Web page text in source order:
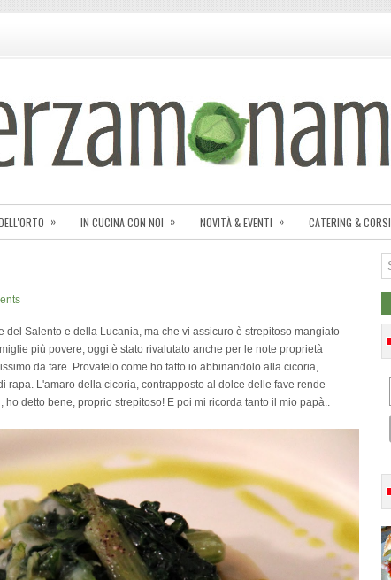
» IN CUCINA CON NOI » NOVITÀ & EVENTI » CATERING & CORSI
del Salento e della Lucania, ma che vi assicuro è strepitoso mangiato
più povere, oggi è stato rivalutato anche per le note proprietà
da fare. Provatelo come ho fatto io abbinandolo alla cicoria,
rapa. L'amaro della cicoria, contrapposto al dolce delle fave rende
detto bene, proprio strepitoso! E poi mi ricorda tanto il mio papà..